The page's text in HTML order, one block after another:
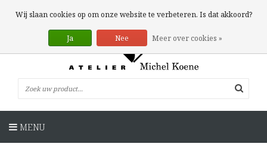
0 Artikelen
MENU
Wij slaan cookies op om onze website te verbeteren. Is dat akkoord?
Ja Nee Meer over cookies »